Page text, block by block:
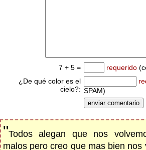
7 + 5 = requerido
¿De qué color es el
cielo?: SPAM)
"Todos alegan que nos
malos pero creo que mas bien nos